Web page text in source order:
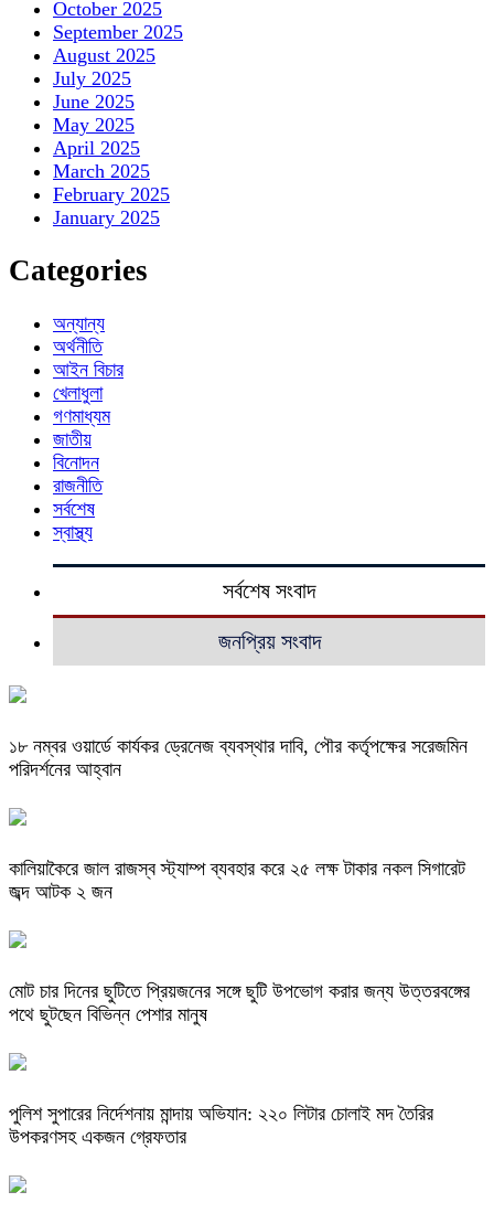
October 2025
September 2025
August 2025
July 2025
June 2025
May 2025
April 2025
March 2025
February 2025
January 2025
Categories
অন্যান্য
অর্থনীতি
আইন বিচার
খেলাধুলা
গণমাধ্যম
জাতীয়
বিনোদন
রাজনীতি
সর্বশেষ
স্বাস্থ্য
সর্বশেষ সংবাদ
জনপ্রিয় সংবাদ
১৮ নম্বর ওয়ার্ডে কার্যকর ড্রেনেজ ব্যবস্থার দাবি, পৌর কর্তৃপক্ষের সরেজমিন
পরিদর্শনের আহ্বান
কালিয়াকৈরে জাল রাজস্ব স্ট্যাম্প ব্যবহার করে ২৫ লক্ষ টাকার নকল সিগারেট
জব্দ আটক ২ জন
মোট চার দিনের ছুটিতে প্রিয়জনের সঙ্গে ছুটি উপভোগ করার জন্য উত্তরবঙ্গের
পথে ছুটছেন বিভিন্ন পেশার মানুষ
পুলিশ সুপারের নির্দেশনায় মান্দায় অভিযান: ২২০ লিটার চোলাই মদ তৈরির
উপকরণসহ একজন গ্রেফতার